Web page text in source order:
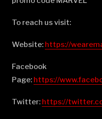
To reach us visit:
Website: ⁠⁠⁠⁠⁠⁠⁠⁠⁠⁠⁠⁠⁠⁠⁠⁠⁠⁠⁠⁠⁠⁠⁠⁠⁠⁠⁠⁠⁠⁠⁠⁠⁠⁠⁠⁠⁠⁠⁠⁠⁠⁠⁠⁠⁠⁠⁠⁠https://
Facebook
Page: ⁠⁠⁠⁠⁠⁠⁠⁠⁠⁠⁠⁠⁠⁠⁠⁠⁠⁠⁠⁠⁠⁠⁠⁠⁠⁠⁠⁠⁠⁠⁠⁠⁠⁠⁠⁠⁠⁠⁠⁠⁠⁠⁠⁠⁠⁠⁠⁠https://
Twitter: ⁠⁠⁠⁠⁠⁠⁠⁠⁠⁠⁠⁠⁠⁠⁠⁠⁠⁠⁠⁠⁠⁠⁠⁠⁠⁠⁠⁠⁠⁠⁠⁠⁠⁠⁠⁠⁠⁠⁠⁠⁠⁠⁠⁠⁠⁠⁠⁠https://